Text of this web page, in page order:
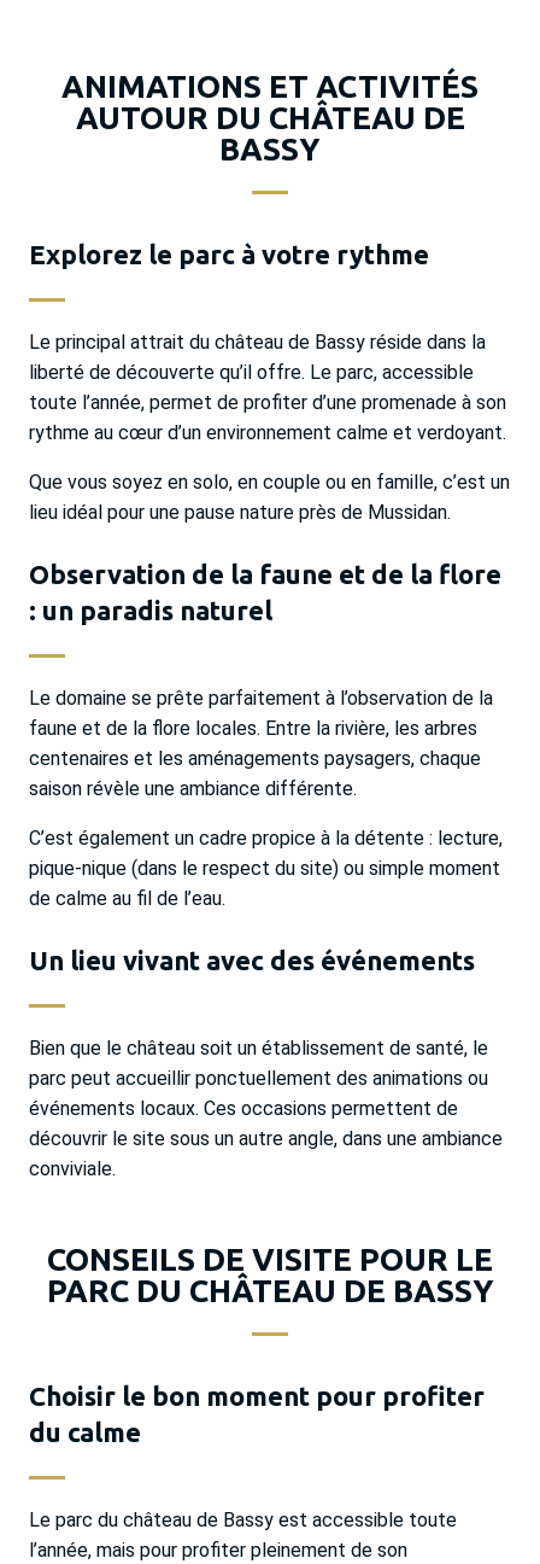
ANIMATIONS ET ACTIVITÉS
AUTOUR DU CHÂTEAU DE
BASSY
Explorez le parc à votre rythme
Le principal attrait du château de Bassy réside dans la
liberté de découverte qu’il offre. Le parc, accessible
toute l’année, permet de profiter d’une promenade à son
rythme au cœur d’un environnement calme et verdoyant.
Que vous soyez en solo, en couple ou en famille, c’est un
lieu idéal pour une pause nature près de Mussidan.
Observation de la faune et de la flore
: un paradis naturel
Le domaine se prête parfaitement à l’observation de la
faune et de la flore locales. Entre la rivière, les arbres
centenaires et les aménagements paysagers, chaque
saison révèle une ambiance différente.
C’est également un cadre propice à la détente : lecture,
pique-nique (dans le respect du site) ou simple moment
de calme au fil de l’eau.
Un lieu vivant avec des événements
Bien que le château soit un établissement de santé, le
parc peut accueillir ponctuellement des animations ou
événements locaux. Ces occasions permettent de
découvrir le site sous un autre angle, dans une ambiance
conviviale.
CONSEILS DE VISITE POUR LE
PARC DU CHÂTEAU DE BASSY
Choisir le bon moment pour profiter
du calme
Le parc du château de Bassy est accessible toute
l’année, mais pour profiter pleinement de son